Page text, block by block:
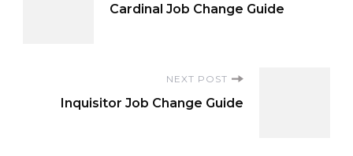
Cardinal Job Change Guide
NEXT POST
Inquisitor Job Change Guide